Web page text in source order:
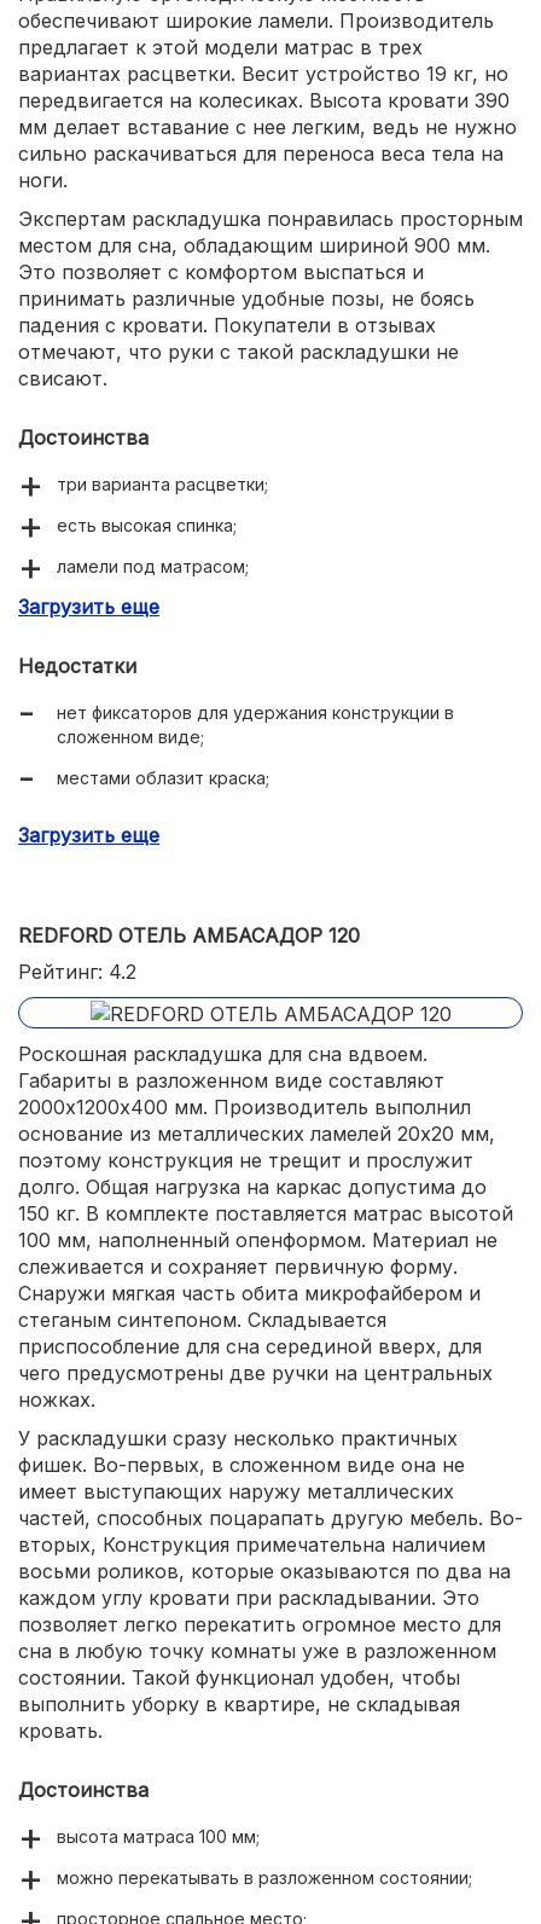
обеспечивают широкие ламели. Производитель
предлагает к этой модели матрас в трех
вариантах расцветки. Весит устройство 19 кг, но
передвигается на колесиках. Высота кровати 390
мм делает вставание с нее легким, ведь не нужно
сильно раскачиваться для переноса веса тела на
ноги.
Экспертам раскладушка понравилась просторным
местом для сна, обладающим шириной 900 мм.
Это позволяет с комфортом выспаться и
принимать различные удобные позы, не боясь
падения с кровати. Покупатели в отзывах
отмечают, что руки с такой раскладушки не
свисают.
Достоинства
три варианта расцветки;
есть высокая спинка;
ламели под матрасом;
просторное спальное место 900 мм по ширине.
Загрузить еще
Недостатки
нет фиксаторов для удержания конструкции в
сложенном виде;
местами облазит краска;
перелома ламелей.
Загрузить еще
REDFORD ОТЕЛЬ АМБАСАДОР 120
Рейтинг: 4.2
Роскошная раскладушка для сна вдвоем.
Габариты в разложенном виде составляют
2000х1200х400 мм. Производитель выполнил
основание из металлических ламелей 20х20 мм,
поэтому конструкция не трещит и прослужит
долго. Общая нагрузка на каркас допустима до
150 кг. В комплекте поставляется матрас высотой
100 мм, наполненный опенформом. Материал не
слеживается и сохраняет первичную форму.
Снаружи мягкая часть обита микрофайбером и
стеганым синтепоном. Складывается
приспособление для сна серединой вверх, для
чего предусмотрены две ручки на центральных
ножках.
У раскладушки сразу несколько практичных
фишек. Во-первых, в сложенном виде она не
имеет выступающих наружу металлических
частей, способных поцарапать другую мебель. Во-
вторых, Конструкция примечательна наличием
восьми роликов, которые оказываются по два на
каждом углу кровати при раскладывании. Это
позволяет легко перекатить огромное место для
сна в любую точку комнаты уже в разложенном
состоянии. Такой функционал удобен, чтобы
выполнить уборку в квартире, не складывая
кровать.
Достоинства
высота матраса 100 мм;
можно перекатывать в разложенном состоянии;
просторное спальное место;